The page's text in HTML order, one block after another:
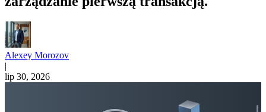
Alexey Morozov
|
lip 30, 2026